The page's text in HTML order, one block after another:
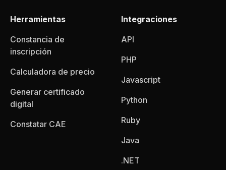
Herramientas
Constancia de
inscripción
Calculadora de precio
Generar certificado
digital
Constatar CAE
Integraciones
API
PHP
Javascript
Python
Ruby
Java
.NET